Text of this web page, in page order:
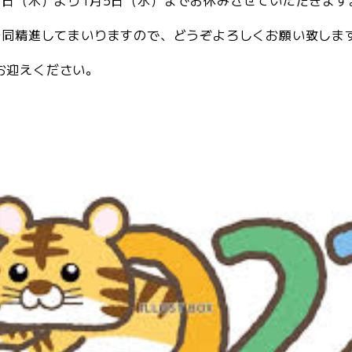
精進してまいりますので、どうぞよろしくお願い致しま
えください。